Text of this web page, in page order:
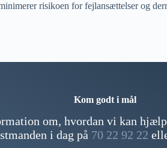
risikoen for fejlansættelser og
Kom godt i mål
om, hvordan vi kan
i dag på 70 22 92 22